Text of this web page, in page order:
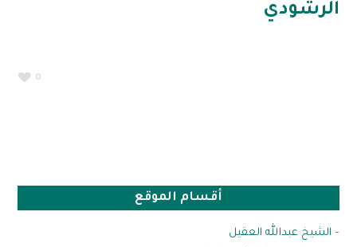
الرشودي
0
أقسام الموقع
– الشيخ عبدالله العقيل